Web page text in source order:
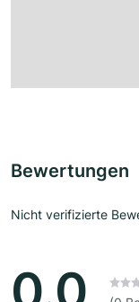
Bewertungen
Nicht verifizierte